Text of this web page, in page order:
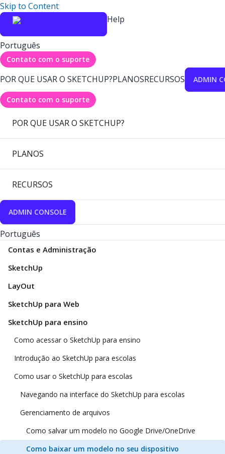
Skip to Content
Help
Português
Contato com o suporte
POR QUE USAR O SKETCHUP?PLANOSRECURSOS ADMIN
Contato com o suporte
POR QUE USAR O SKETCHUP?
PLANOS
RECURSOS
ADMIN CONSOLE
Português
Contas e Administração
SketchUp
LayOut
SketchUp para Web
SketchUp para ensino
Como acessar o SketchUp para ensino
Introdução ao SketchUp para escolas
Como usar o SketchUp para escolas
Navegando na interface do SketchUp para escolas
Gerenciamento de arquivos
Como salvar um modelo no Google Drive/OneDrive
Como baixar um modelo no seu dispositivo